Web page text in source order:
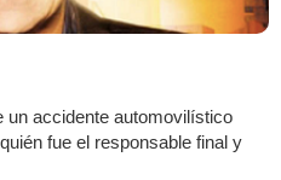
un accidente automovilístico
fue el responsable final y